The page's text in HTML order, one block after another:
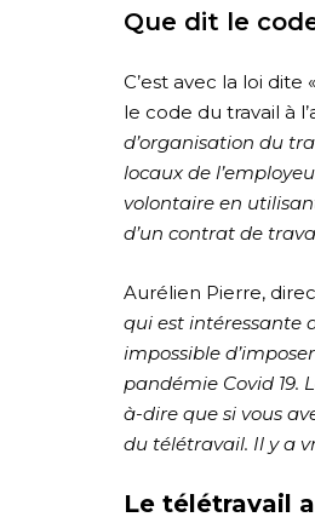
Que dit le
C’est avec la loi dite
le code du travail à
d’organisation du
locaux de
volontaire en
d’un contrat de
Aurélien Pierre,
qui est intéressante
impossible
pandémie Covid 19.
à-dire que si vous
du télétravail. Il y a
Le télétravail